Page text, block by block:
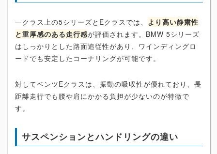
一クラス上の5シリーズとEクラスでは、 より高い静粛性
と重厚感のある走行感が評価されます。BMW 5シリーズ
はしっかりとした路面追従性があり、ワインディングロ
ードでも安定したコーナリングが可能です。
対してベンツEクラスは、振動の吸収性が優れており、長
距離走行でも腰や肩にかかる負担が少ないのが特徴で
す。
サスペンションとハンドリングの違い